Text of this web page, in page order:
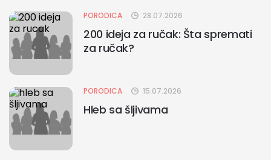
PORODICA 28.07.2026
200 ideja za ručak: Šta spremati
za ručak?
PORODICA 15.07.2026
Hleb sa šljivama